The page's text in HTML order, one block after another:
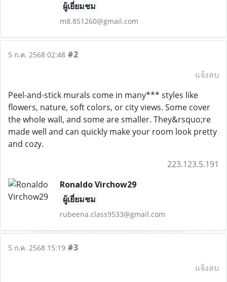
ผู้เยี่ยมชม
m8.851260@gmail.com
5 ก.ค. 2568 02:48 #2
แจ้งลบ
Peel-and-stick murals come in many*** styles like
flowers, nature, soft colors, or city views. Some cover
the whole wall, and some are smaller. They&rsquo;re
made well and can quickly make your room look pretty
and cozy.
223.123.5.191
Ronaldo Virchow29
ผู้เยี่ยมชม
rubeena.class9533@gmail.com
5 ก.ค. 2568 15:19 #3
แจ้งลบ